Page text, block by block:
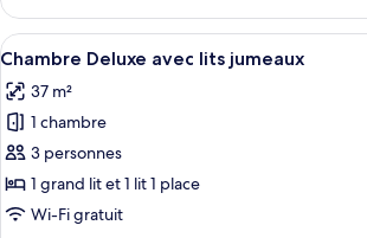
le
type
de
Chambre
Deluxe
Afficher
toutes
les
photos
pour
ce
type
Une
15
Chambre Deluxe avec lits jumeaux
37 m²
1 chambre
3 personnes
1 grand lit et 1 lit 1 place
Wi-Fi gratuit